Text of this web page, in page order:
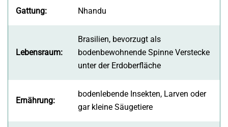
Gattung: Nhandu
Lebensraum:
Brasilien, bevorzugt als
bodenbewohnende Spinne Verstecke
unter der Erdoberfläche
Ernährung:
bodenlebende Insekten, Larven oder
gar kleine Säugetiere